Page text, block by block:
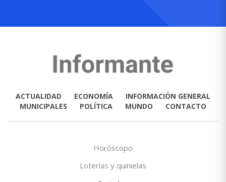
ACTUALIDAD ECONOMÍA
INFORMACIÓN GENERAL
MUNICIPALES
POLÍTICA MUNDO CONTACTO
Horóscopo
Loterías y quinielas